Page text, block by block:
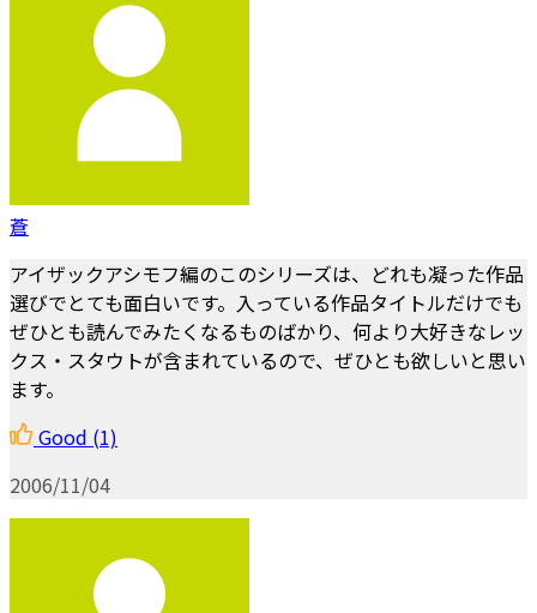
蒼
アイザックアシモフ編のこのシリーズは、どれも凝った作品
選びでとても面白いです。入っている作品タイトルだけでも
ぜひとも読んでみたくなるものばかり、何より大好きなレッ
クス・スタウトが含まれているので、ぜひとも欲しいと思い
ます。
Good (1)
2006/11/04